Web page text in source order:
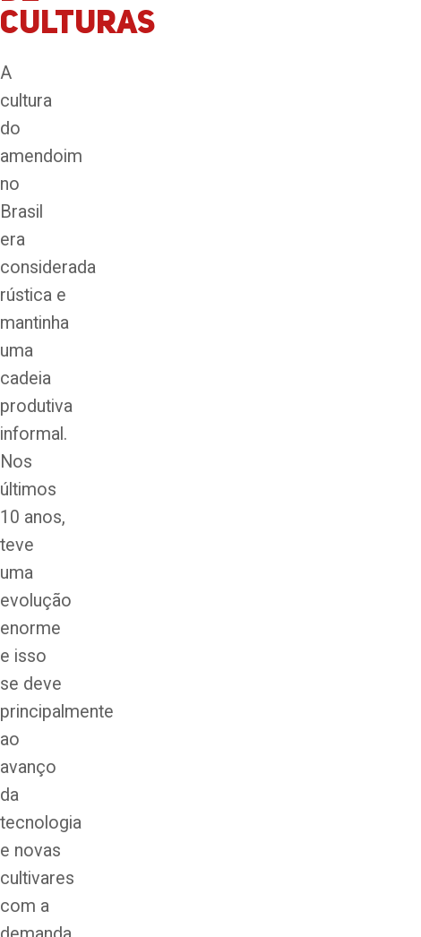
CULTURAS
A
cultura
do
amendoim
no
Brasil
era
considerada
rústica e
mantinha
uma
cadeia
produtiva
informal.
Nos
últimos
10 anos,
teve
uma
evolução
enorme
e isso
se deve
principalmente
ao
avanço
da
tecnologia
e novas
cultivares
com a